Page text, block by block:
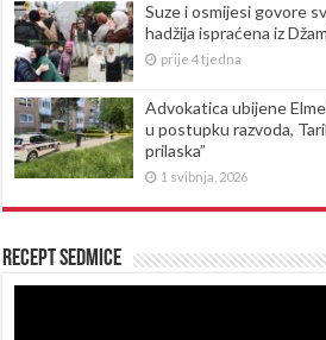
Suze i osmijesi govore
hadžija ispraćena iz
prije 4 tjedna
Advokatica ubijene
u postupku razvoda,
prilaska”
1 svibnja, 2026
Recept sedmice